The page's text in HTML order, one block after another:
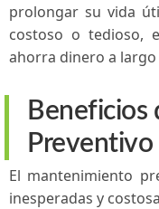
prolongar su ‍vida
costoso o⁤ tedioso,
ahorra dinero⁣ a largo
Preventivo
El mantenimiento preventivo ayuda a prevenir averías
inesperadas y